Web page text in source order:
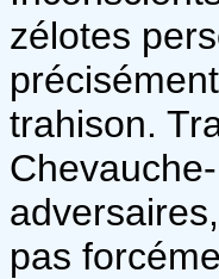
zélotes
trahison.
pas